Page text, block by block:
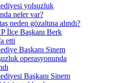
yolsuzluk
neler var?
neden gözaltına alındı?
İlçe Başkanı Berk
etti
Başkanı Sinem
operasyonunda
Başkanı Sinem